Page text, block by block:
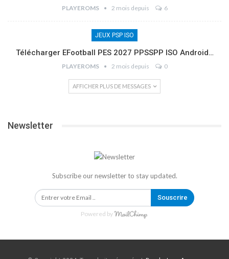
PLAYEROMS 2 mois depuis 6
JEUX PSP ISO
Télécharger EFootball PES 2027 PPSSPP ISO Android…
PLAYEROMS 2 mois depuis 0
AFFICHER PLUS DE MESSAGES
Newsletter
Subscribe our newsletter to stay updated.
Souscrire
Powered by